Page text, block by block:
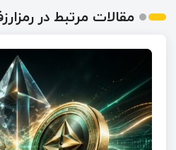
مقالات مرتبط در